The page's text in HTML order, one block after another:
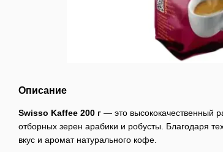
Описание
Swisso Kaffee 200 г — это высококачественный
отборных зерен арабики и робусты. Благодаря
вкус и аромат натурального кофе.